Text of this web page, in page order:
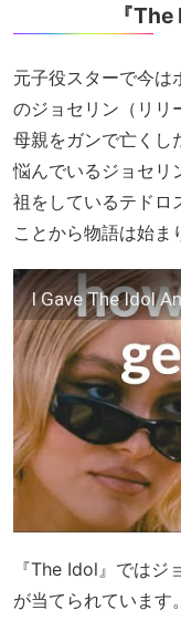
『
元子役スターで今は
のジョセリン（リリ
母親をガンで亡くし
悩んでいるジョセリ
祖をしているテドロ
ことから物語は始ま
I Gave The Idol
『The Idol』ではジ
が当てられています。